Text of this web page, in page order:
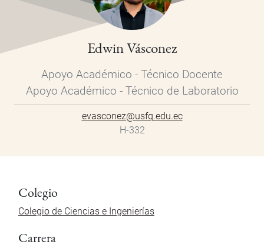
Edwin Vásconez
Apoyo Académico - Técnico Docente
Apoyo Académico - Técnico de Laboratorio
evasconez@usfq.edu.ec
H-332
Colegio
Colegio de Ciencias e Ingenierías
Carrera